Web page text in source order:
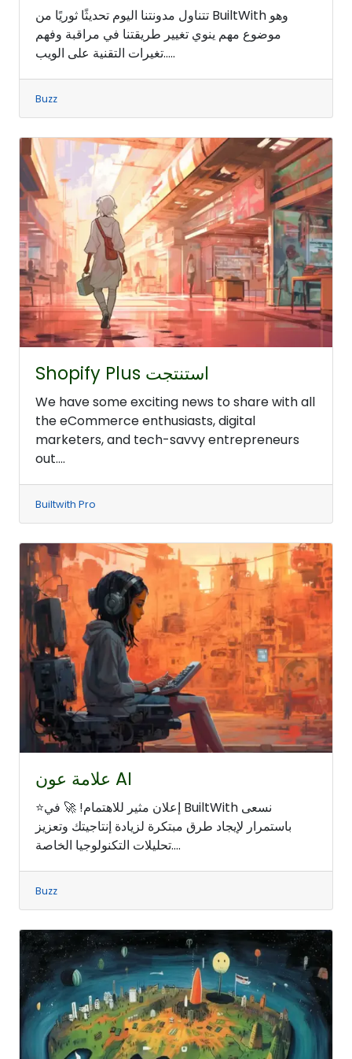
تتناول مدونتنا اليوم تحديثًا ثوريًا من BuiltWith وهو
موضوع مهم ينوي تغيير طريقتنا في مراقبة وفهم
تغيرات التقنية على الويب.....
Buzz
Shopify Plus استنتجت
We have some exciting news to share with all
the eCommerce enthusiasts, digital
marketers, and tech-savvy entrepreneurs
out....
Builtwith Pro
علامة عون AI
⭐إعلان مثير للاهتمام! 🚀 في BuiltWith نسعى
باستمرار لإيجاد طرق مبتكرة لزيادة إنتاجيتك وتعزيز
تحليلات التكنولوجيا الخاصة....
Buzz